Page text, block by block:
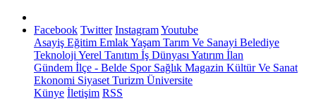
Facebook Twitter InstagramYoutube
Asayiş Eğitim EmlakYaşam Tarım Ve Sanayi Belediye
Teknoloji Yerel Tanıtım İş Dünyası Yatırım İlan
Gündem İlçe - Belde SporSağlık Magazin Kültür Ve Sanat
Ekonomi Siyaset Turizm Üniversite
Künye İletişim RSS